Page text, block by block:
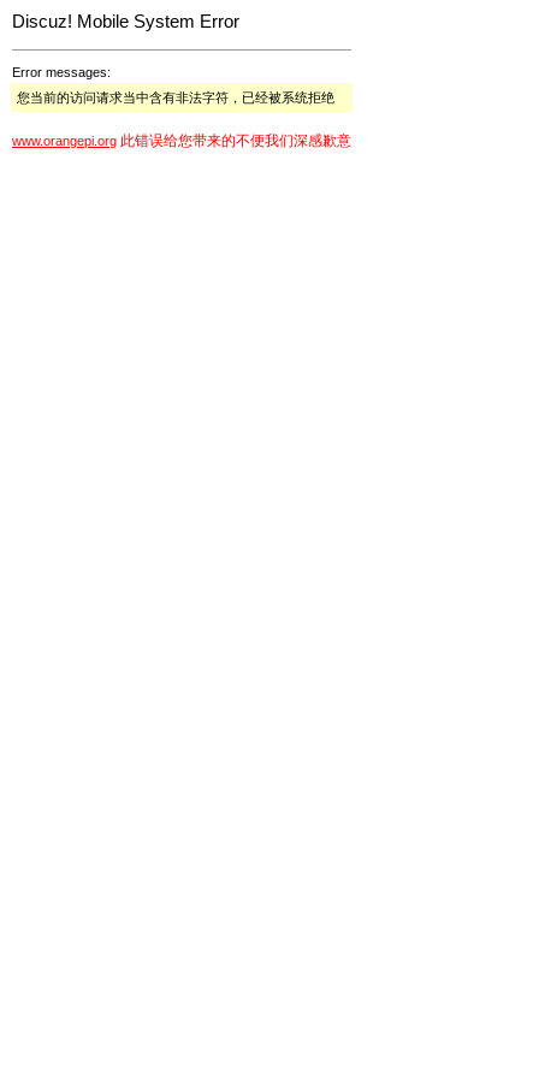
Discuz! Mobile System Error
Error messages:
您当前的访问请求当中含有非法字符，已经被系统拒绝
www.orangepi.org 此错误给您带来的不便我们深感歉意